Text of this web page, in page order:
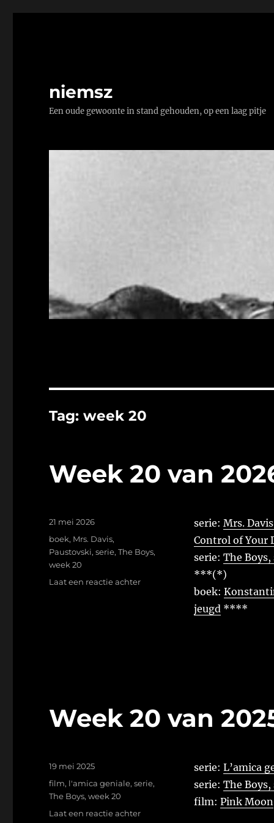
niemsz
Een oude gewoonte in stand gehouden, op een laag pitje
Tag:week 20
Week 20 van
serie: Mrs.
Control of Your
serie: The
***(*)
boek:
jeugd****
Geplaatst
op
21 mei 2026
Tags
boek, Mrs. Davis,
Paustovski,serie,The Boys,
week 20
Laat een reactie achterop
Week 20 van
serie: L’amica
serie: The
film: Pink Moon
Geplaatst
op
19 mei 2025
Tags
film, l'amica geniale,serie,
The Boys,week 20
Laat een reactie achterop